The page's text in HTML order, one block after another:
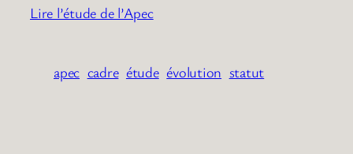
Lire l’étude de l’Apec
apec cadre étude évolution statut